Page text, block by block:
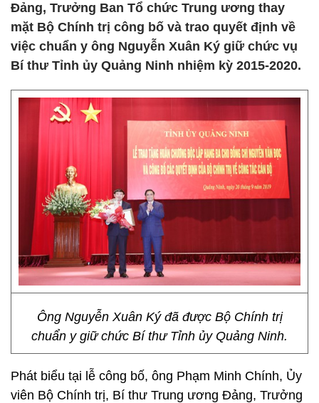
Đảng, Trưởng Ban Tổ chức Trung ương thay
mặt Bộ Chính trị công bố và trao quyết định về
việc chuẩn y ông Nguyễn Xuân Ký giữ chức vụ
Bí thư Tỉnh ủy Quảng Ninh nhiệm kỳ 2015-2020.
Ông Nguyễn Xuân Ký đã được Bộ Chính trị
chuẩn y giữ chức Bí thư Tỉnh ủy Quảng Ninh.
Phát biểu tại lễ công bố, ông Phạm Minh Chính, Ủy
viên Bộ Chính trị, Bí thư Trung ương Đảng, Trưởng